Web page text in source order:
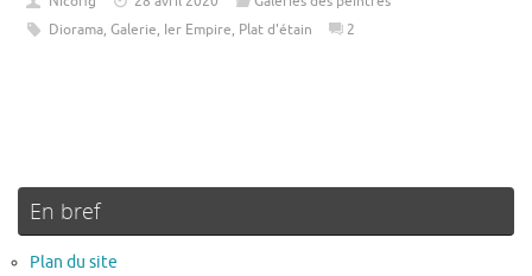
Diorama, Galerie, Ier Empire, Plat d'étain 2
En bref
Plan du site